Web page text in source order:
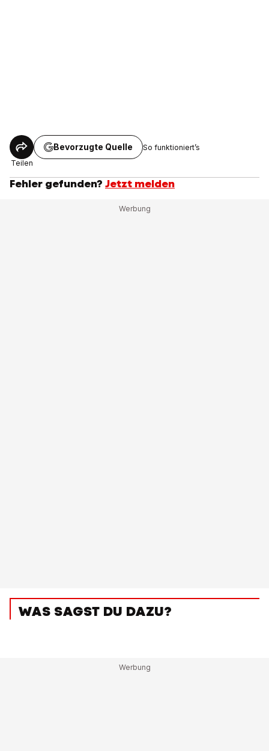
Teilen
Bevorzugte Quelle So funktioniert’s
Fehler gefunden? Jetzt melden
WAS SAGST DU DAZU?